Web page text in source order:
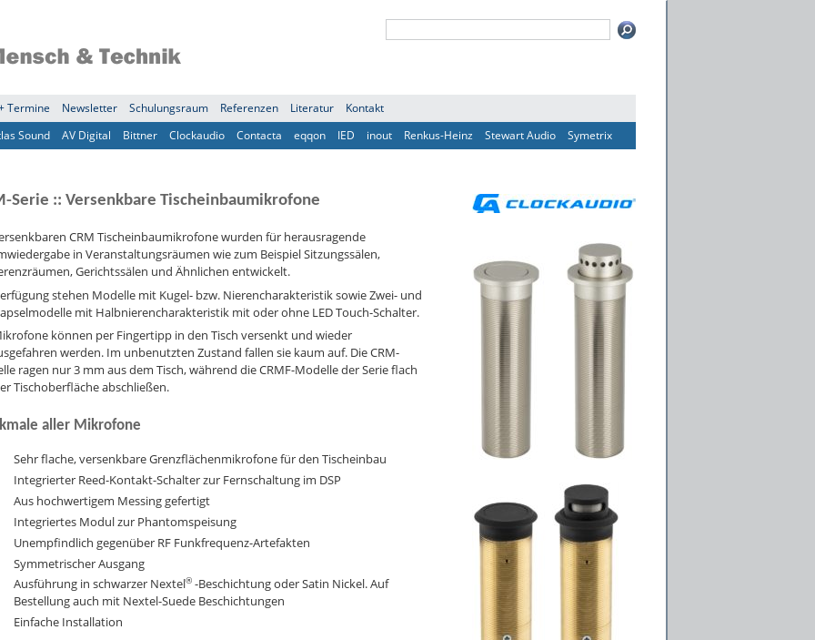
Termine Newsletter Schulungsraum Referenzen Literatur
Kontakt
Sound
AV Digital Bittner Clockaudio Contacta eqqon IED inout Renkus-Heinz Stewart Audio Symetrix
Serie :: Versenkbare Tischeinbaumikrofone
CRM Tischeinbaumikrofone wurden für herausragende
in Veranstaltungsräumen wie zum Beispiel Sitzungssälen,
Gerichtssälen und Ähnlichen entwickelt.
stehen Modelle mit Kugel- bzw. Nierencharakteristik sowie Zwei- und
mit Halbnierencharakteristik mit oder ohne LED Touch-Schalter.
können per Fingertipp in den Tisch versenkt und wieder
werden. Im unbenutzten Zustand fallen sie kaum auf. Die CRM-
ragen nur 3 mm aus dem Tisch, während die CRMF-Modelle der Serie flach
Tischoberfläche abschließen.
aller Mikrofone
Sehr flache, versenkbare Grenzflächenmikrofone für den Tischeinbau
Integrierter Reed-Kontakt-Schalter zur Fernschaltung im DSP
Aus hochwertigem Messing gefertigt
Integriertes Modul zur Phantomspeisung
Unempfindlich gegenüber RF Funkfrequenz-Artefakten
Symmetrischer Ausgang
Ausführung in schwarzer Nextel®-Beschichtung oder Satin Nickel. Auf
Bestellung auch mit Nextel-Suede Beschichtungen
Einfache Installation